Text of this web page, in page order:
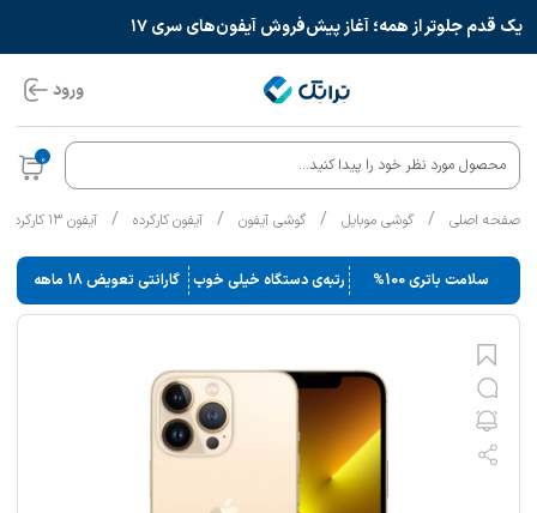
یک قدم جلوتر از همه؛ آغاز پیش‌فروش آیفون‌های سری ۱۷
ورود
محصول مورد نظر خود را پیدا کنید... 0
صفحه اصلی / گوشی موبایل / گوشی آیفون / آیفون کارکرده / آیفون ۱۳ کارکرده
سلامت باتری 100% رتبه‌ی دستگاه خیلی خوب گارانتی تعویض 18 ماهه